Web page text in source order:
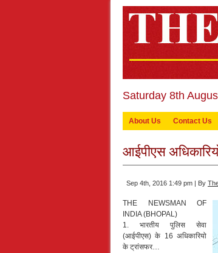
Saturday 8th
About Us Contact Us
आईपीएस
Sep 4th, 2016 1:49 pm | By
THE NEWSMAN OF
INDIA (BHOPAL)
1. भारतीय पुलिस सेवा
(आईपीएस) के 16 अधिकारियो
के ट्रांसफर…